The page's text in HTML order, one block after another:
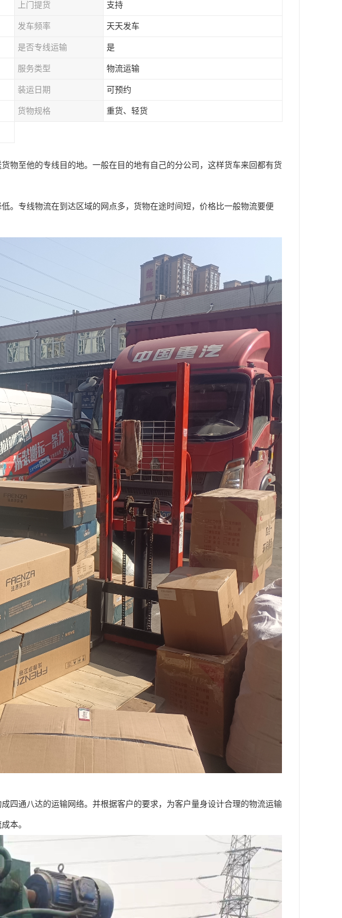
上门提货 支持
发车频率 天天发车
是否专线运输 是
服务类型 物流运输
装运日期 可预约
货物规格 重货、轻货
物至他的专线目的地。一般在目的地有自己的分公司，这样货车来回都有货
。专线物流在到达区域的网点多，货物在途时间短，价格比一般物流要便
四通八达的运输网络。并根据客户的要求，为客户量身设计合理的物流运输
本。